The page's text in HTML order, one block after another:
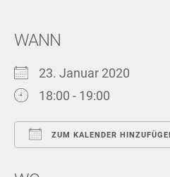
WANN
23. Januar 2020
18:00 - 19:00
ZUM KALENDER